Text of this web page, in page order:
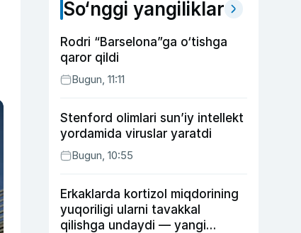
So‘nggi yangiliklar
Rodri “Barselona”ga o‘tishga
qaror qildi
Bugun, 11:11
Stenford olimlari sun’iy intellekt
yordamida viruslar yaratdi
Bugun, 10:55
Erkaklarda kortizol miqdorining
yuqoriligi ularni tavakkal
qilishga undaydi — yangi